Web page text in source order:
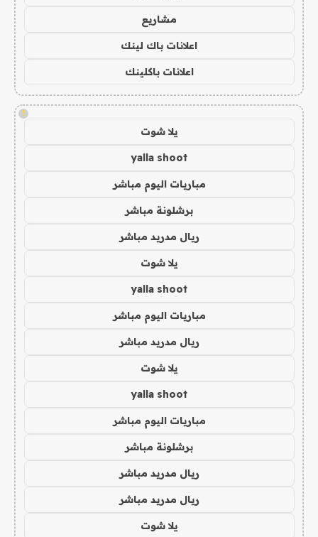
مشاريع
اعلانات باك لينك
اعلانات باكلينك
!
يلا شوت
yalla shoot
مباريات اليوم مباشر
برشلونة مباشر
ريال مدريد مباشر
يلا شوت
yalla shoot
مباريات اليوم مباشر
ريال مدريد مباشر
يلا شوت
yalla shoot
مباريات اليوم مباشر
برشلونة مباشر
ريال مدريد مباشر
ريال مدريد مباشر
يلا شوت